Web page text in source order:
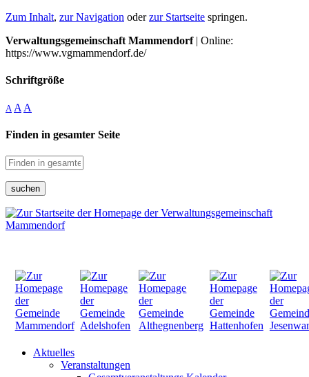
Zum Inhalt, zur Navigation oderzur Startseite springen.
Verwaltungsgemeinschaft Mammendorf| Online:
https://www.vgmammendorf.de/
Schriftgröße
A A A
Finden in gesamter Seite
suchen
Aktuelles
Veranstaltungen